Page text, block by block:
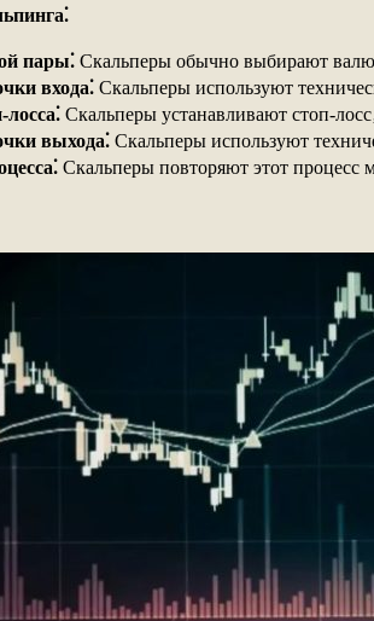
пары⁚ Скальперы обычно выбирают
входа⁚ Скальперы используют
Скальперы устанавливают стоп-
выхода⁚ Скальперы используют
Скальперы повторяют этот процесс